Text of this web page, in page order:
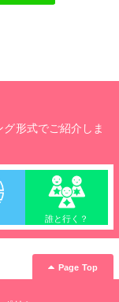
形式でご紹介しま
誰と行く？
Page Top